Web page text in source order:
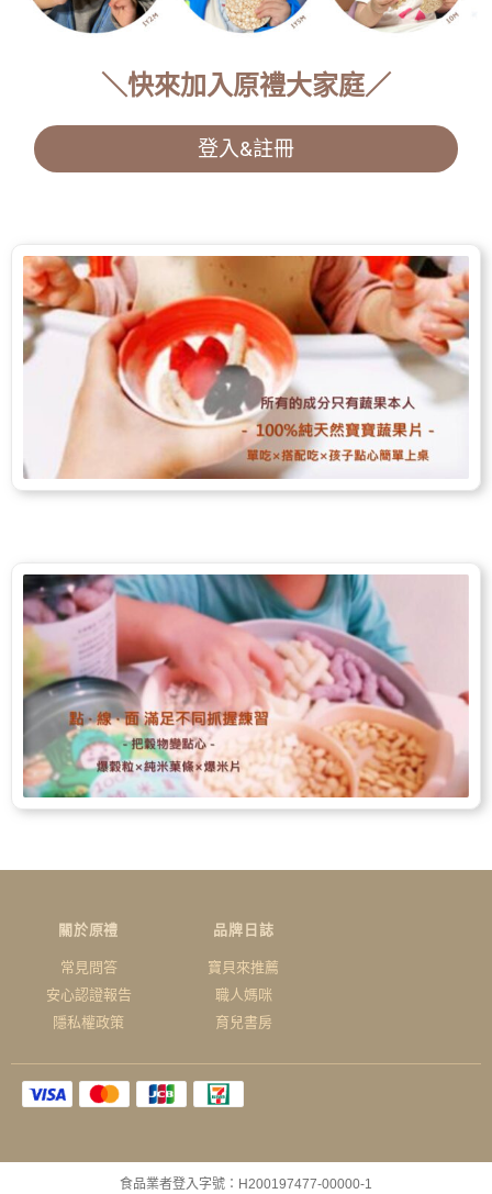
＼快來加入原禮大家庭／
登入&註冊
關於原禮
常見問答
安心認證報告
隱私權政策
品牌日誌
寶貝來推薦
職人媽咪
育兒書房
食品業者登入字號：H200197477-00000-1